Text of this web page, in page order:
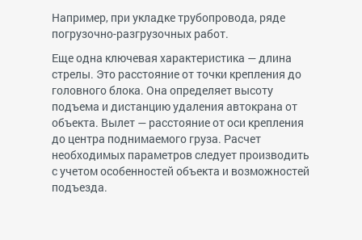
Например, при укладке трубопровода, ряде
погрузочно-разгрузочных работ.
Еще одна ключевая характеристика — длина
стрелы. Это расстояние от точки крепления до
головного блока. Она определяет высоту
подъема и дистанцию удаления автокрана от
объекта. Вылет — расстояние от оси крепления
до центра поднимаемого груза. Расчет
необходимых параметров следует производить
с учетом особенностей объекта и возможностей
подъезда.